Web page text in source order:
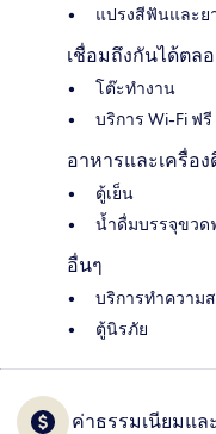
แปรงสีฟันและ
เชื่อมถึงกันได้ตลอ
โต๊ะทำงาน
บริการ Wi-Fi ฟรี
อาหารและเครื่อง
ตู้เย็น
น้ำดื่มบรรจุขวด
อื่นๆ
บริการทำความ
ตู้นิรภัย
ค่าธรรมเนียมแล